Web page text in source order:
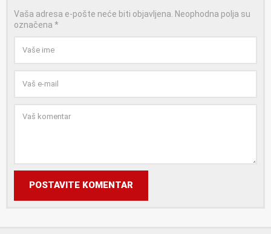
Vaša adresa e-pošte neće biti objavljena. Neophodna polja su
označena *
POSTAVITE KOMENTAR